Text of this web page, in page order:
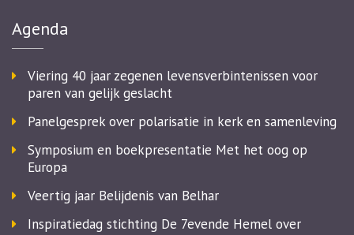
Agenda
Viering 40 jaar zegenen levensverbintenissen voor
paren van gelijk geslacht
Panelgesprek over polarisatie in kerk en samenleving
Symposium en boekpresentatie Met het oog op
Europa
Veertig jaar Belijdenis van Belhar
Inspiratiedag stichting De 7evende Hemel over